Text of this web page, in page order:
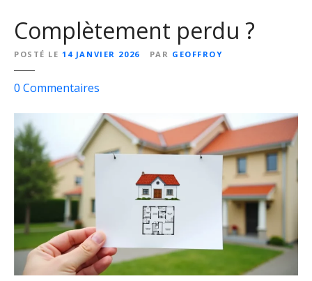
Complètement perdu ?
POSTÉ LE 14 JANVIER 2026 PAR GEOFFROY
0 Commentaires
r
C
o
t
e
m